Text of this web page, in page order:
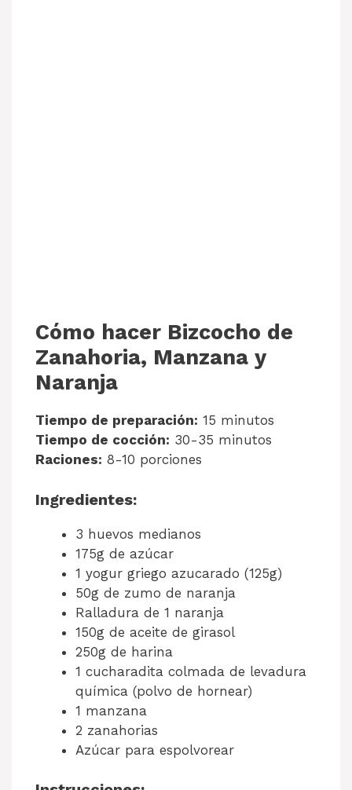
Cómo hacer Bizcocho de
Zanahoria, Manzana y
Naranja
Tiempo de preparación: 15 minutos
Tiempo de cocción: 30-35 minutos
Raciones: 8-10 porciones
Ingredientes:
3 huevos medianos
175g de azúcar
1 yogur griego azucarado (125g)
50g de zumo de naranja
Ralladura de 1 naranja
150g de aceite de girasol
250g de harina
1 cucharadita colmada de levadura
química (polvo de hornear)
1 manzana
2 zanahorias
Azúcar para espolvorear